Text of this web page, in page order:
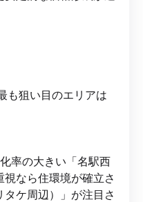
も狙い目のエリアは
率の大きい「名駅西
なら住環境が確立さ
ケ周辺）」が注目さ